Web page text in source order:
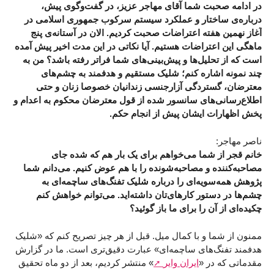
در ادامه صحبت شما آقای مهاجر عزیز، در گفت‌وگوی پیش،
درباره‌ی ساختار و عملکرد سیستم سرکوب جمهوری اسلامی در
آغاز نهمین هفته اعتراضات صحبت کردیم. الان در آستانه‌ی پنج
ماهگی این اعتراضات هستیم. آیا نکاتی در این مدت اخیر پیش آمده
است که از تحلیل‌ها و پیش‌بینی‌های شما فراتر رفته باشد؟ من به
چند نمونه اشاره کنم؛ شلیک‌ مستقیم و هدفمند به چشم‌های
معترضان، گستردگی آزارجنسی زندانیان خصوصا زنان و حتی
اطلاع‌رسانی‌های سانسور شده از قول معترضان محکوم به اعدام و
پخش اظهارات ایشان پیش از انجام حکم.
ناصر مهاجر:
خانم قجر از شما می‌خواهم برای یک بار هم که شده جای
مصاحبه‌کننده و مصاحبه‌شونده را با هم عوض کنیم. می‌دانم شما
پژوهش همه‌سویه‌ای را درباره شلیک تفنگ‌های ساچمه‌ای به
چشم‌ها در دستور کارهای‌تان داشته‌اید. می‌توانم خواهش کنم
چکیده‌ای از آن را برای ما باز گوئید؟
ممنون از شما و با کمال میل. قبل از هر چیز تصریح کنم که «شلیک
هدفمند تفنگ‌های ساچمه‌ای» عبارت دقیق‌تری است. ما در گزارش
مقدماتی که در «ایران وایر
» منتشر کردیم، بعد از دو ماه تحقیق